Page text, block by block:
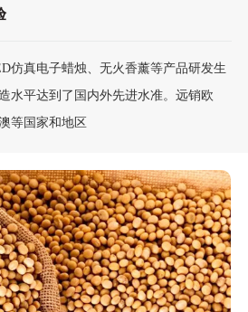
仿真电子蜡烛、无火香薰等产品研发生
水平达到了国内外先进水准。远销欧